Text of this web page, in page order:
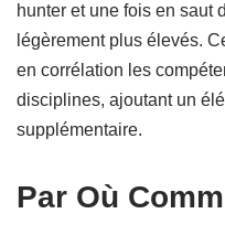
hunter et une fois en saut
légèrement plus élevés.
en corrélation les
disciplines, ajoutant un
supplémentaire.
Par Où